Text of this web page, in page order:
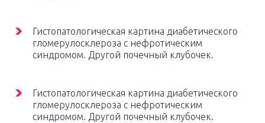
Гистопатологическая картина диабетического
гломерулосклероза с нефротическим
синдромом. Другой почечный клубочек.
Гистопатологическая картина диабетического
гломерулосклероза с нефротическим
синдромом. Другой почечный клубочек.